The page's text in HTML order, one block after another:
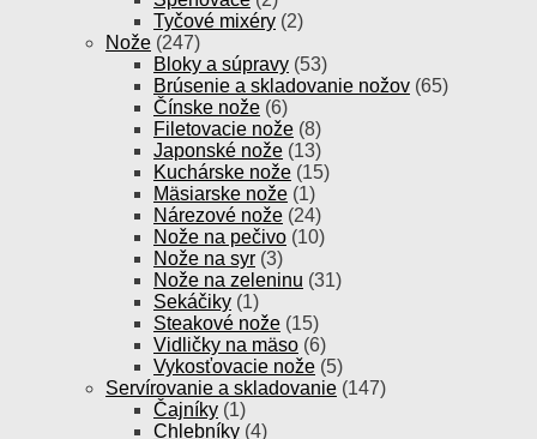
Tyčové mixéry (2)
Nože (247)
Bloky a súpravy (53)
Brúsenie a skladovanie nožov (65)
Čínske nože (6)
Filetovacie nože (8)
Japonské nože (13)
Kuchárske nože (15)
Mäsiarske nože (1)
Nárezové nože (24)
Nože na pečivo (10)
Nože na syr (3)
Nože na zeleninu (31)
Sekáčiky (1)
Steakové nože (15)
Vidličky na mäso (6)
Vykosťovacie nože (5)
Servírovanie a skladovanie (147)
Čajníky (1)
Chlebníky (4)